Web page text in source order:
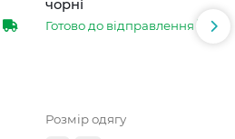
чорні
Готово до відправлення
Розмір одягу